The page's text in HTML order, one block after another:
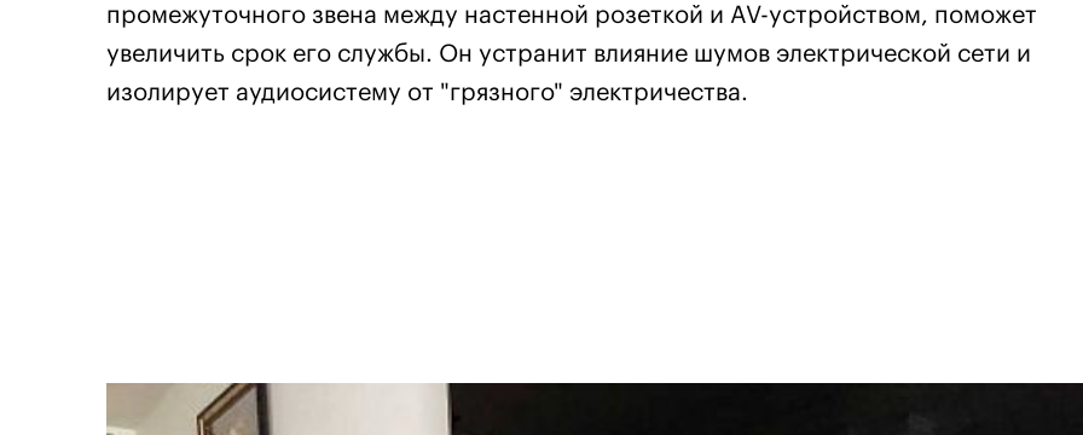
промежуточного звена между настенной розеткой и AV-устройством, поможет
увеличить срок его службы. Он устранит влияние шумов электрической сети и
изолирует аудиосистему от "грязного" электричества.